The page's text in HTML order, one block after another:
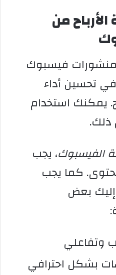
من
منشورات فيسبوك
تحسين أداء
يمكنك استخدام
ذلك.
الفيسبوك، يجب
كما يجب
بعض
وتفاعلي
بشكل احترافي